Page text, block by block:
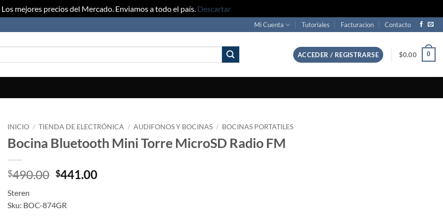
Los mejores precios del Mercado. Enviamos a todo el país. Descartar
Mi Cuenta Tutoriales Facturacion Contacto
ACCEDER / REGISTRARSE $0.00 0
INICIO / TIENDA DE ELECTRÓNICA / AUDIFONOS Y BOCINAS / BOCINAS PORTATILES
Bocina Bluetooth Mini Torre MicroSD Radio FM
$490.00 $441.00
Steren
Sku: BOC-874GR